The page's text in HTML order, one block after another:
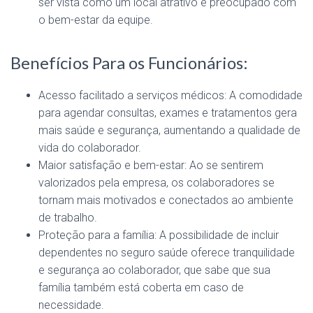
o bem-estar da equipe.
Benefícios Para os Funcionários:
Acesso facilitado a serviços médicos: A comodidade
para agendar consultas, exames e tratamentos gera
mais saúde e segurança, aumentando a qualidade de
vida do colaborador.
Maior satisfação e bem-estar: Ao se sentirem
valorizados pela empresa, os colaboradores se
tornam mais motivados e conectados ao ambiente
de trabalho.
Proteção para a família: A possibilidade de incluir
dependentes no seguro saúde oferece tranquilidade
e segurança ao colaborador, que sabe que sua
família também está coberta em caso de
necessidade.